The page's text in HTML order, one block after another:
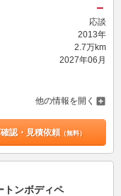
－
応談
2013年
2.7万km
2027年06月
他の情報を開く
認・見積依頼（無料）
トンボディペ